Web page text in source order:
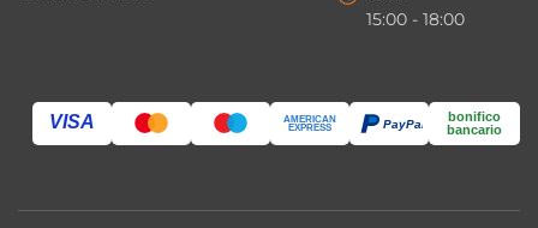
Scegliere Atmosfere significa portare nel
materiali evoluti e progettata per garantire
15:00 - 18:00
VISA AMERICAN
EXPRESS PayPal
bonifico
bancario